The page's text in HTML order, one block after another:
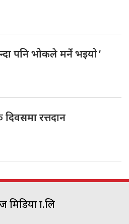
पनि भोकले मर्ने भइयो ’
दिवसमा रत्तदान
मिडिया प्रा.लि